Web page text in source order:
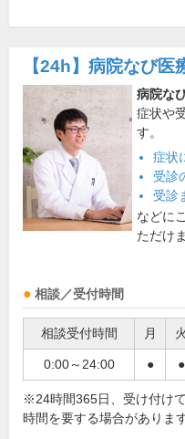
【24h】 病院なび医
病院な
症状や
す。
症状
受診
受診
などに
ただけ
相談／受付時間
相談受付時間 月 火
0:00～24:00 ● ●
※24時間365日、受け付け
時間を要する場合があります